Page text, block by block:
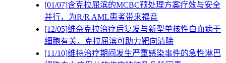
[01/07]含克拉屈滨的MCBC预处理方案疗效与安全
并行，为R/R AML患者带来福音
[12/05]维奈克拉治疗后复发与新型单核性白血病干
细胞有关，克拉屈滨可助力靶向清除
[11/10]维持治疗期间发生严重感染事件的急性淋巴